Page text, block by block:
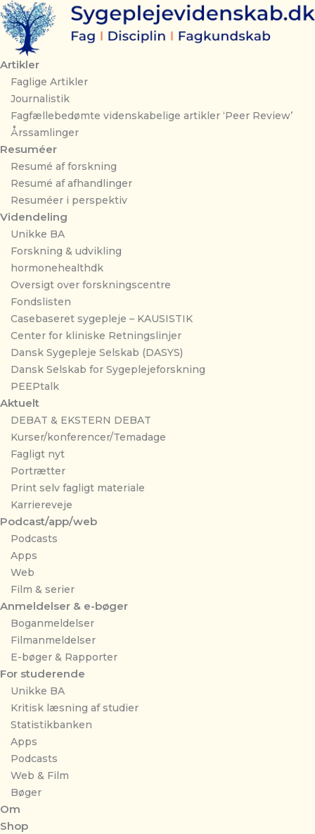
Gå
til
indholdet
Artikler
Faglige Artikler
Journalistik
Fagfællebedømte videnskabelige artikler ‘Peer Review’
Årssamlinger
Resuméer
Resumé af forskning
Resumé af afhandlinger
Resuméer i perspektiv
Videndeling
Unikke BA
Forskning & udvikling
hormonehealthdk
Oversigt over forskningscentre
Fondslisten
Casebaseret sygepleje – KAUSISTIK
Center for kliniske Retningslinjer
Dansk Sygepleje Selskab (DASYS)
Dansk Selskab for Sygeplejeforskning
PEEPtalk
Aktuelt
DEBAT & EKSTERN DEBAT
Kurser/konferencer/Temadage
Fagligt nyt
Portrætter
Print selv fagligt materiale
Karriereveje
Podcast/app/web
Podcasts
Apps
Web
Film & serier
Anmeldelser & e-bøger
Boganmeldelser
Filmanmeldelser
E-bøger & Rapporter
For studerende
Unikke BA
Kritisk læsning af studier
Statistikbanken
Apps
Podcasts
Web & Film
Bøger
Om
Shop